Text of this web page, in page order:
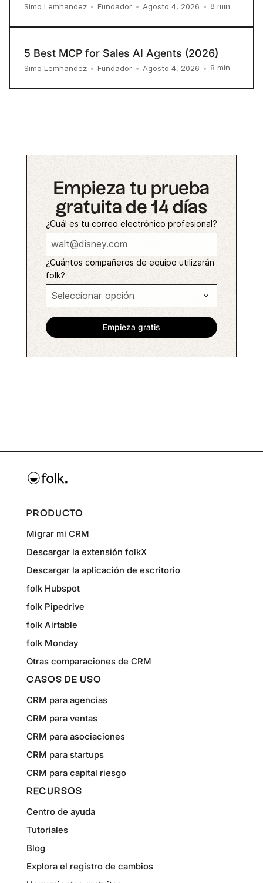
Simo Lemhandez • Fundador • Agosto 4, 2026 • 8 min
5 Best MCP for Sales AI Agents (2026)
Simo Lemhandez • Fundador • Agosto 4, 2026 • 8 min
Empieza tu prueba
gratuita de 14 días
¿Cuál es tu correo electrónico profesional?
¿Cuántos compañeros de equipo utilizarán
folk?
PRODUCTO
Migrar mi CRM
Descargar la extensión folkX
Descargar la aplicación de escritorio
folk Hubspot
folk Pipedrive
folk Airtable
folk Monday
Otras comparaciones de CRM
CASOS DE USO
CRM para agencias
CRM para ventas
CRM para asociaciones
CRM para startups
CRM para capital riesgo
RECURSOS
Centro de ayuda
Tutoriales
Blog
Explora el registro de cambios